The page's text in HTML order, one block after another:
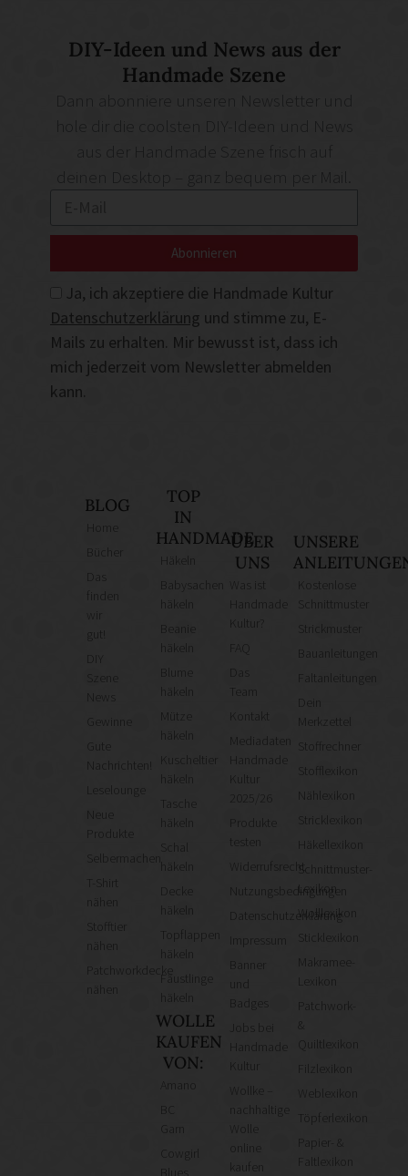
DIY-Ideen und News aus der
Handmade Szene
deinen Desktop – ganz bequem per Mail.
Ja, ich akzeptiere die Handmade Kultur
Datenschutzerklärung und stimme zu, E-
Mails zu erhalten. Mir bewusst ist, dass ich
mich jederzeit vom Newsletter abmelden
kann.
Abonnieren
BLOG
finden
gut!
News
Gute
Nachrichten!
Leselounge
Neue
Produkte
Selbermachen
T-Shirt
Stofftier
Patchworkdecke
TOP
IN
HANDMADE
häkeln
häkeln
Mütze
häkeln
Kuscheltier
Tasche
häkeln
häkeln
Topflappen
häkeln
Fäustlinge
häkeln
WOLLE
KAUFEN
VON:
Cowgirl
ÜBER
UNS
Was ist
Kultur?
Das
Team
Kontakt
Mediadaten
Kultur
2025/26
Produkte
testen
Widerrufsrecht
Nutzungsbedingungen
Datenschutzerklärung
Kultur
Wollke –
nachhaltige
kaufen
UNSERE
Kostenlose
Schnittmuster
Strickmuster
Bauanleitungen
Faltanleitungen
Merkzettel
Stoffrechner
Stofflexikon
Nählexikon
Stricklexikon
Häkellexikon
Schnittmuster-
Lexikon
Wolllexikon
Sticklexikon
Makramee-
Lexikon
Patchwork-
&
Quiltlexikon
Filzlexikon
Weblexikon
Töpferlexikon
Papier- &
Faltlexikon